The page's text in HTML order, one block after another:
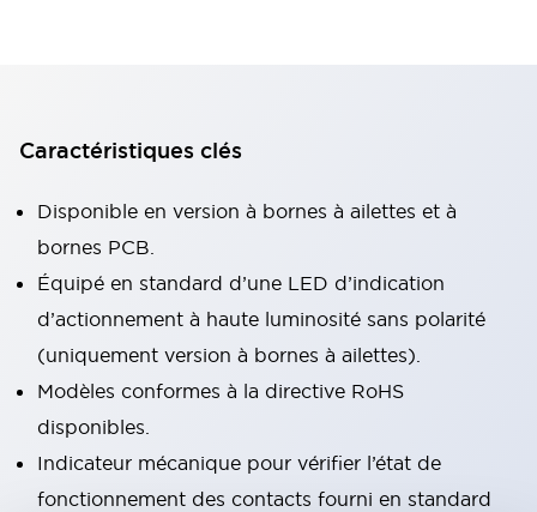
Caractéristiques clés
Disponible en version à bornes à ailettes et à
bornes PCB.
Équipé en standard d’une LED d’indication
d’actionnement à haute luminosité sans polarité
(uniquement version à bornes à ailettes).
Modèles conformes à la directive RoHS
disponibles.
Indicateur mécanique pour vérifier l’état de
fonctionnement des contacts fourni en standard